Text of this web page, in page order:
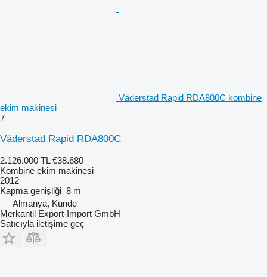
Väderstad Rapid RDA800C kombine
ekim makinesi
7
Väderstad Rapid RDA800C
2.126.000 TL €38.680
Kombine ekim makinesi
2012
Kapma genişliği 8 m
Almanya, Kunde
Merkantil Export-Import GmbH
Satıcıyla iletişime geç